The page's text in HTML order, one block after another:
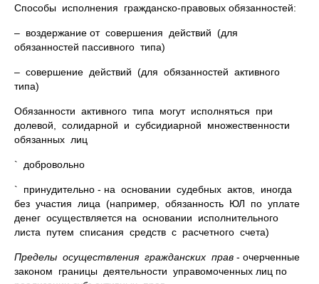
Способы исполнения гражданско-правовых обязанностей:
– воздержание от совершения действий (для
обязанностей пассивного типа)
– совершение действий (для обязанностей активного
типа)
Обязанности активного типа могут исполняться при
долевой, солидарной и субсидиарной множественности
обязанных лиц
` добровольно
` принудительно - на основании судебных актов, иногда
без участия лица (например, обязанность ЮЛ по уплате
денег осуществляется на основании исполнительного
листа путем списания средств с расчетного счета)
Пределы осуществления гражданских прав - очерченные
законом границы деятельности управомоченных лиц по